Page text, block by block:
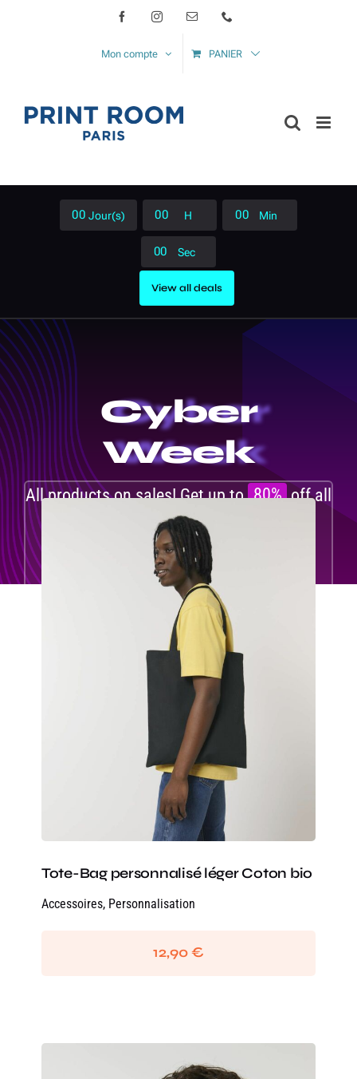
FacebookInstagramEmail
Mon compte PANIER
00 Jour(s) 00 H 00 Min
00 Sec
View all deals
Cyber
Week
All products on sales! Get up to 80% off all
week long
Tote-Bag personnalisé léger Coton bio
Accessoires, Personnalisation
12,90€